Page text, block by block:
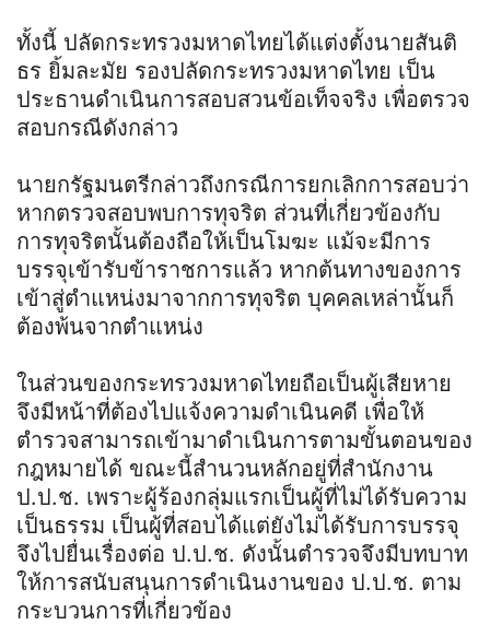
ทั้งนี้ ปลัดกระทรวงมหาดไทยได้แต่งตั้งนายสันติ
ธร ยิ้มละมัย รองปลัดกระทรวงมหาดไทย เป็น
ประธานดำเนินการสอบสวนข้อเท็จจริง เพื่อตรวจ
สอบกรณีดังกล่าว
นายกรัฐมนตรีกล่าวถึงกรณีการยกเลิกการสอบว่า
หากตรวจสอบพบการทุจริต ส่วนที่เกี่ยวข้องกับ
การทุจริตนั้นต้องถือให้เป็นโมฆะ แม้จะมีการ
บรรจุเข้ารับข้าราชการแล้ว หากต้นทางของการ
เข้าสู่ตำแหน่งมาจากการทุจริต บุคคลเหล่านั้นก็
ต้องพ้นจากตำแหน่ง
ในส่วนของกระทรวงมหาดไทยถือเป็นผู้เสียหาย
จึงมีหน้าที่ต้องไปแจ้งความดำเนินคดี เพื่อให้
ตำรวจสามารถเข้ามาดำเนินการตามขั้นตอนของ
กฎหมายได้ ขณะนี้สำนวนหลักอยู่ที่สำนักงาน
ป.ป.ช. เพราะผู้ร้องกลุ่มแรกเป็นผู้ที่ไม่ได้รับความ
เป็นธรรม เป็นผู้ที่สอบได้แต่ยังไม่ได้รับการบรรจุ
จึงไปยื่นเรื่องต่อ ป.ป.ช. ดังนั้นตำรวจจึงมีบทบาท
ให้การสนับสนุนการดำเนินงานของ ป.ป.ช. ตาม
กระบวนการที่เกี่ยวข้อง